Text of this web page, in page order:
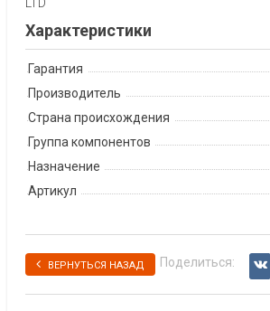
Характеристики
Гарантия
Производитель
Страна происхождения
Группа компонентов
Назначение
Артикул
ВЕРНУТЬСЯ НАЗАД Поделиться: